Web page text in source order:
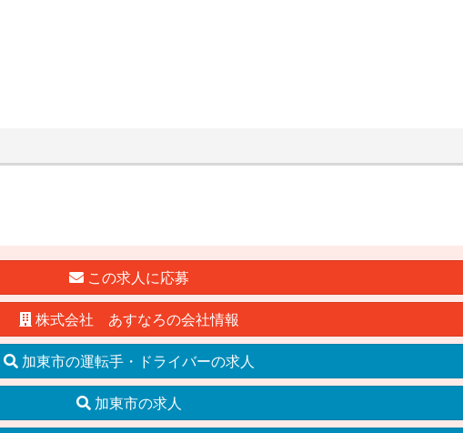
この求人に応募
株式会社 あすなろの会社情報
加東市の運転手・ドライバーの求人
加東市の求人